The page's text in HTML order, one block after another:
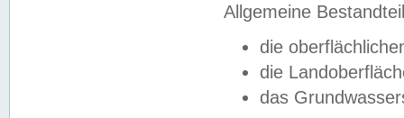
Allgemeine
die
die
das